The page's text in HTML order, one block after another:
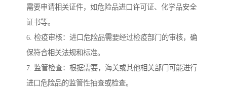
需要申请相关证件，如危险品进口许可证、化学品安全
证书等。
6. 检疫审核：进口危险品需要经过检疫部门的审核，确
保符合相关法规和标准。
7. 监管检查：根据需要，海关或其他相关部门可能进行
进口危险品的监管性抽查或检查。